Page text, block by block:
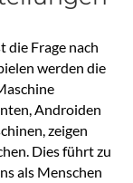
die Frage nach
werden die
Androiden
zeigen
Dies führt zu
als Menschen